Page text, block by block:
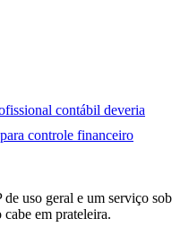
contábil deveria
controle financeiro
uso geral e um serviço sob
em prateleira.